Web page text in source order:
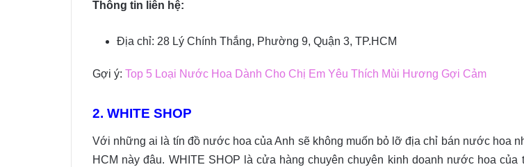
Thông tin liên hệ:
Địa chỉ: 28 Lý Chính Thắng, Phường 9, Quận 3, TP.HCM
Gợi ý: Top 5 Loại Nước Hoa Dành Cho Chị Em Yêu Thích Mùi Hương Gợi Cảm
2. WHITE SHOP
Với những ai là tín đồ nước hoa của Anh sẽ không muốn bỏ lỡ địa chỉ bán nước hoa
HCM này đâu. WHITE SHOP là cửa hàng chuyên chuyên kinh doanh nước hoa